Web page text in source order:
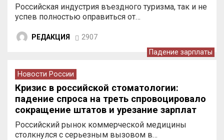
Российская индустрия въездного туризма, так и не
успев полностью оправиться от…
РЕДАКЦИЯ 2907
Падение зарплаты
Новости России
Кризис в российской стоматологии:
падение спроса на треть спровоцировало
сокращение штатов и урезание зарплат
врачей
Российский рынок коммерческой медицины
столкнулся с серьезным вызовом в…